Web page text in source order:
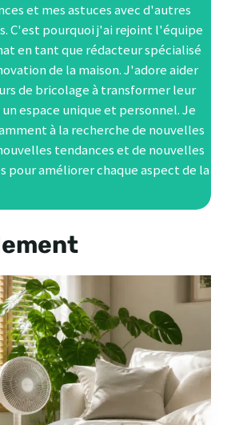
et mes astuces avec d'autres
C'est pourquoi j'ai rejoint l'équipe
en tant que rédacteur spécialisé
de la maison. J'adore aider
de bricolage à transformer leur
un espace unique et personnel. Je
à la recherche de nouvelles
tendances et de nouvelles
pour améliorer chaque aspect de la